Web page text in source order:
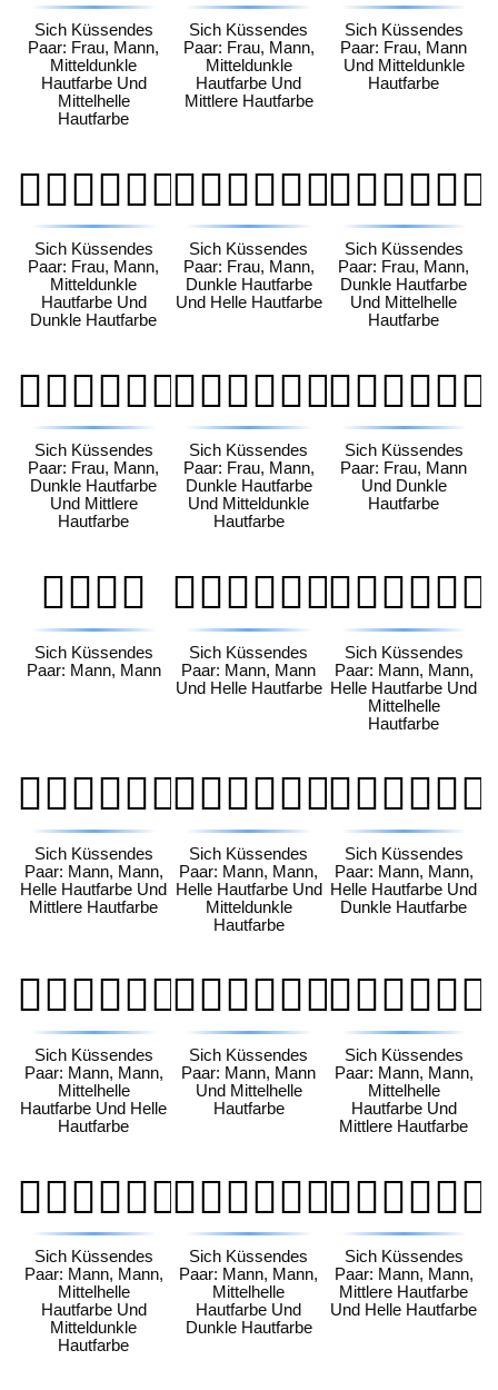
Sich Küssendes
Paar: Frau, Mann,
Mitteldunkle
Hautfarbe Und
Mittelhelle
Hautfarbe
Sich Küssendes
Paar: Frau, Mann,
Mitteldunkle
Hautfarbe Und
Mittlere Hautfarbe
Sich Küssendes
Paar: Frau, Mann
Und Mitteldunkle
Hautfarbe
👩🏾‍❤️‍💋‍👨🏿
Sich Küssendes
Paar: Frau, Mann,
Mitteldunkle
Hautfarbe Und
Dunkle Hautfarbe
👩🏿‍❤️‍💋‍👨🏻
Sich Küssendes
Paar: Frau, Mann,
Dunkle Hautfarbe
Und Helle Hautfarbe
👩🏿‍❤️‍💋‍👨🏼
Sich Küssendes
Paar: Frau, Mann,
Dunkle Hautfarbe
Und Mittelhelle
Hautfarbe
👩🏿‍❤️‍💋‍👨🏽
Sich Küssendes
Paar: Frau, Mann,
Dunkle Hautfarbe
Und Mittlere
Hautfarbe
👩🏿‍❤️‍💋‍👨🏾
Sich Küssendes
Paar: Frau, Mann,
Dunkle Hautfarbe
Und Mitteldunkle
Hautfarbe
👩🏿‍❤️‍💋‍👨🏿
Sich Küssendes
Paar: Frau, Mann
Und Dunkle
Hautfarbe
👨‍❤️‍💋‍👨
Sich Küssendes
Paar: Mann, Mann
👨🏻‍❤️‍💋‍👨🏻
Sich Küssendes
Paar: Mann, Mann
Und Helle Hautfarbe
👨🏻‍❤️‍💋‍👨🏼
Sich Küssendes
Paar: Mann, Mann,
Helle Hautfarbe Und
Mittelhelle
Hautfarbe
👨🏻‍❤️‍💋‍👨🏽
Sich Küssendes
Paar: Mann, Mann,
Helle Hautfarbe Und
Mittlere Hautfarbe
👨🏻‍❤️‍💋‍👨🏾
Sich Küssendes
Paar: Mann, Mann,
Helle Hautfarbe Und
Mitteldunkle
Hautfarbe
👨🏻‍❤️‍💋‍👨🏿
Sich Küssendes
Paar: Mann, Mann,
Helle Hautfarbe Und
Dunkle Hautfarbe
👨🏼‍❤️‍💋‍👨🏻
Sich Küssendes
Paar: Mann, Mann,
Mittelhelle
Hautfarbe Und Helle
Hautfarbe
👨🏼‍❤️‍💋‍👨🏼
Sich Küssendes
Paar: Mann, Mann
Und Mittelhelle
Hautfarbe
👨🏼‍❤️‍💋‍👨🏽
Sich Küssendes
Paar: Mann, Mann,
Mittelhelle
Hautfarbe Und
Mittlere Hautfarbe
👨🏼‍❤️‍💋‍👨🏾
Sich Küssendes
Paar: Mann, Mann,
Mittelhelle
Hautfarbe Und
Mitteldunkle
Hautfarbe
👨🏼‍❤️‍💋‍👨🏿
Sich Küssendes
Paar: Mann, Mann,
Mittelhelle
Hautfarbe Und
Dunkle Hautfarbe
👨🏽‍❤️‍💋‍👨🏻
Sich Küssendes
Paar: Mann, Mann,
Mittlere Hautfarbe
Und Helle Hautfarbe